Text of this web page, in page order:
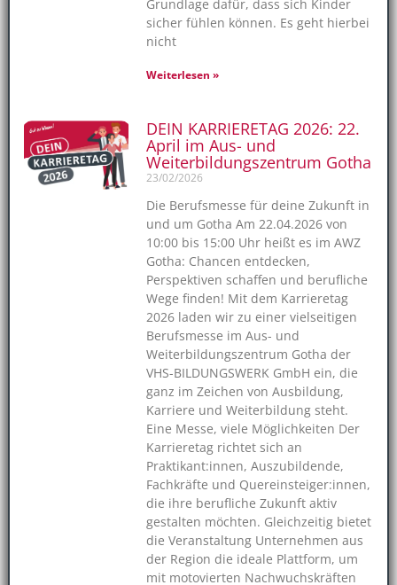
Grundlage dafür, dass sich Kinder
sicher fühlen können. Es geht hierbei
nicht
Weiterlesen »
DEIN KARRIERETAG 2026: 22.
April im Aus- und
Weiterbildungszentrum Gotha
23/02/2026
Die Berufsmesse für deine Zukunft in
und um Gotha Am 22.04.2026 von
10:00 bis 15:00 Uhr heißt es im AWZ
Gotha: Chancen entdecken,
Perspektiven schaffen und berufliche
Wege finden! Mit dem Karrieretag
2026 laden wir zu einer vielseitigen
Berufsmesse im Aus- und
Weiterbildungszentrum Gotha der
VHS-BILDUNGSWERK GmbH ein, die
ganz im Zeichen von Ausbildung,
Karriere und Weiterbildung steht.
Eine Messe, viele Möglichkeiten Der
Karrieretag richtet sich an
Praktikant:innen, Auszubildende,
Fachkräfte und Quereinsteiger:innen,
die ihre berufliche Zukunft aktiv
gestalten möchten. Gleichzeitig bietet
die Veranstaltung Unternehmen aus
der Region die ideale Plattform, um
mit motovierten Nachwuchskräften